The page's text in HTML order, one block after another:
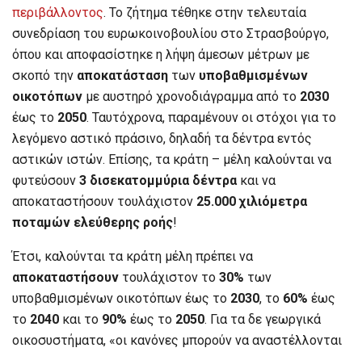
περιβάλλοντος. Το ζήτημα τέθηκε στην τελευταία
συνεδρίαση του ευρωκοινοβουλίου στο Στρασβούργο,
όπου και αποφασίστηκε η λήψη άμεσων μέτρων με
σκοπό την αποκατάσταση των υποβαθμισμένων
οικοτόπων με αυστηρό χρονοδιάγραμμα από το 2030
έως το 2050. Ταυτόχρονα, παραμένουν οι στόχοι για το
λεγόμενο αστικό πράσινο, δηλαδή τα δέντρα εντός
αστικών ιστών. Επίσης, τα κράτη – μέλη καλούνται να
φυτεύσουν 3 δισεκατομμύρια δέντρα και να
αποκαταστήσουν τουλάχιστον 25.000 χιλιόμετρα
ποταμών ελεύθερης ροής!
Έτσι, καλούνται τα κράτη μέλη πρέπει να
αποκαταστήσουν τουλάχιστον το 30% των
υποβαθμισμένων οικοτόπων έως το 2030, το 60% έως
το 2040 και το 90% έως το 2050. Για τα δε γεωργικά
οικοσυστήματα, «οι κανόνες μπορούν να αναστέλλονται